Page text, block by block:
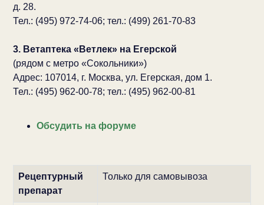
д. 28.
Тел.: (495) 972-74-06; тел.: (499) 261-70-83
3. Ветаптека «Ветлек» на Егерской
(рядом с метро «Сокольники»)
Адрес: 107014, г. Москва, ул. Егерская, дом 1.
Тел.: (495) 962-00-78; тел.: (495) 962-00-81
Обсудить на форуме
Рецептурный
препарат
Только для самовывоза